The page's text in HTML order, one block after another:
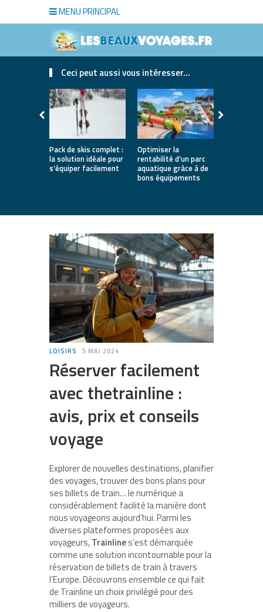
MENU PRINCIPAL
Ceci peut aussi vous intéresser...
Pack de skis complet :
la solution idéale pour
s’équiper facilement
Optimiser la
rentabilité d’un parc
aquatique grâce à de
bons équipements
LOISIRS 5 MAI 2024
Réserver facilement
avec thetrainline :
avis, prix et conseils
voyage
Explorer de nouvelles destinations, planifier
des voyages, trouver des bons plans pour
ses billets de train… le numérique a
considérablement facilité la manière dont
nous voyageons aujourd’hui. Parmi les
diverses plateformes proposées aux
voyageurs,Trainlines’est démarquée
comme une solution incontournable pour la
réservation de billets de train à travers
l’Europe. Découvrons ensemble ce qui fait
de Trainline un choix privilégié pour des
milliers de voyageurs.